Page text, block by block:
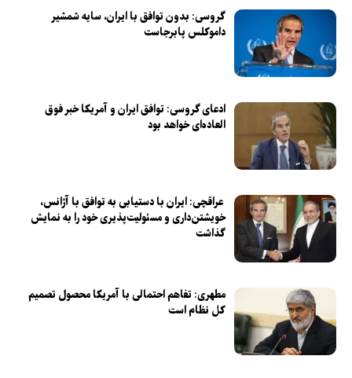
گروسی: بدون توافق با ایران، سایه شمشیر
داموکلس پابرجاست
ادعای گروسی: توافق ایران و آمریکا خبر فوق
العاده‌ای خواهد بود
عراقچی: ایران با دستیابی به توافق با آژانس،
خویشتن‌داری و مسئولیت‌پذیری خود را به نمایش
گذاشت
مطهری: تفاهم احتمالی با آمریکا محصول تصمیم
کل نظام است